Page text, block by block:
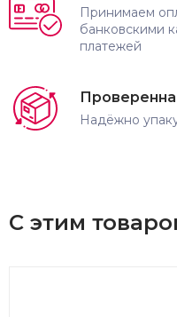
Принимаем
банковскими
платежей
Надёжно
С этим